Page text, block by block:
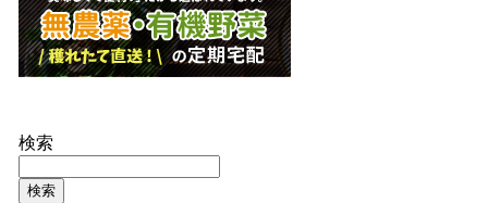
検索
検索